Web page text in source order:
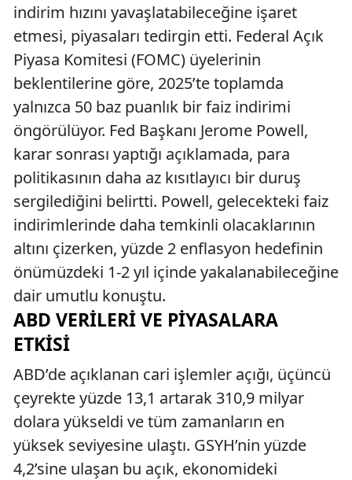
indirim hızını yavaşlatabileceğine işaret
etmesi, piyasaları tedirgin etti. Federal Açık
Piyasa Komitesi (FOMC) üyelerinin
beklentilerine göre, 2025’te toplamda
yalnızca 50 baz puanlık bir faiz indirimi
öngörülüyor. Fed Başkanı Jerome Powell,
karar sonrası yaptığı açıklamada, para
politikasının daha az kısıtlayıcı bir duruş
sergilediğini belirtti. Powell, gelecekteki faiz
indirimlerinde daha temkinli olacaklarının
altını çizerken, yüzde 2 enflasyon hedefinin
önümüzdeki 1-2 yıl içinde yakalanabileceğine
dair umutlu konuştu.
ABD VERILERI VE PIYASALARA
ETKISI
ABD’de açıklanan cari işlemler açığı, üçüncü
çeyrekte yüzde 13,1 artarak 310,9 milyar
dolara yükseldi ve tüm zamanların en
yüksek seviyesine ulaştı. GSYH’nin yüzde
4,2’sine ulaşan bu açık, ekonomideki